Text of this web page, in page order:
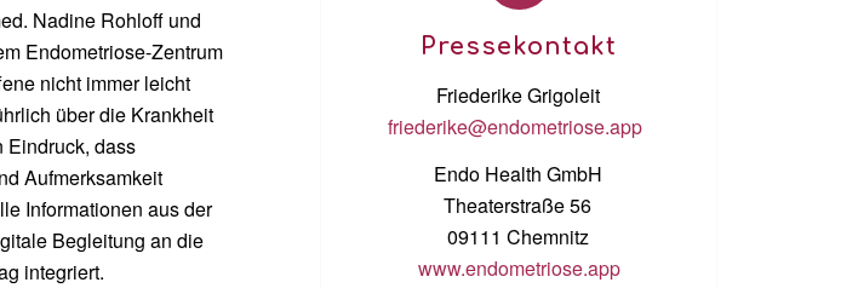
Nadine Rohloff und
Endometriose-Zentrum
nicht immer leicht
über die Krankheit
Eindruck, dass
Aufmerksamkeit
Informationen aus der
Begleitung an die
integriert.
Pressekontakt
Friederike Grigoleit
friederike@endometriose.app
Endo Health GmbH
Theaterstraße 56
09111 Chemnitz
www.endometriose.app